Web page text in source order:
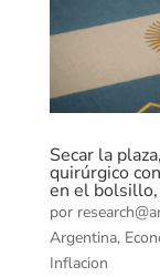
Secar la
quirúrgico
en el bolsillo,
por
Argentina,
Inflacion